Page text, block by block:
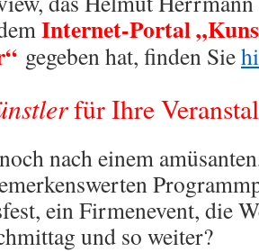
Internet-Portal
gegeben hat, finden Sie
für Ihre
nach einem
ein Firmenevent, die
und so weiter?